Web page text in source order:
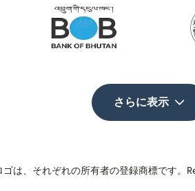
さらに表示
は、それぞれの所有者の登録商標です。